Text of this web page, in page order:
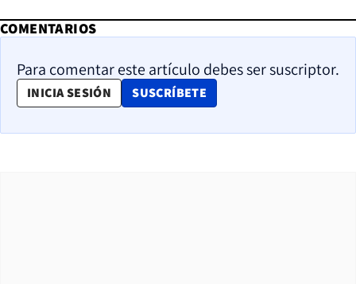
COMENTARIOS
Para comentar este artículo debes ser suscriptor.
INICIA SESIÓN SUSCRÍBETE
OPENS IN NEW WINDOW